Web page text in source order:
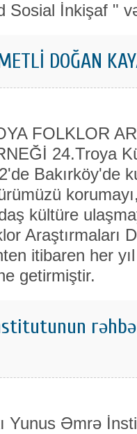
Sosial İnkişaf "
DOĞAN
FOLKLOR
24.Troya
Bakırköy'de
kültüre
Araştırmaları
itibaren her
getirmiştir.
Yunus Əmrə